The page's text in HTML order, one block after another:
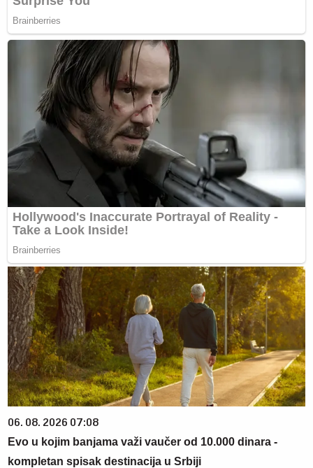
06. 08. 2026 07:08
Evo u kojim banjama važi vaučer od 10.000 dinara -
kompletan spisak destinacija u Srbiji